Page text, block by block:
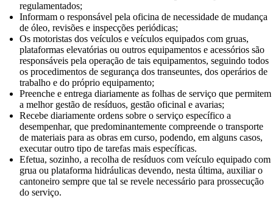
regulamentados;
Informam o responsável pela oficina de necessidade de mudança
de óleo, revisões e inspecções periódicas;
Os motoristas dos veículos e veículos equipados com gruas,
plataformas elevatórias ou outros equipamentos e acessórios são
responsáveis pela operação de tais equipamentos, seguindo todos
os procedimentos de segurança dos transeuntes, dos operários de
trabalho e do próprio equipamento;
Preenche e entrega diariamente as folhas de serviço que permitem
a melhor gestão de resíduos, gestão oficinal e avarias;
Recebe diariamente ordens sobre o serviço específico a
desempenhar, que predominantemente compreende o transporte
de materiais para as obras em curso, podendo, em alguns casos,
executar outro tipo de tarefas mais específicas.
Efetua, sozinho, a recolha de resíduos com veículo equipado com
grua ou plataforma hidráulicas devendo, nesta última, auxiliar o
cantoneiro sempre que tal se revele necessário para prossecução
do serviço.